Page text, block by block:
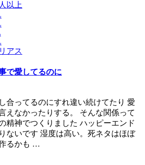
以上
アス
で愛してるのに
合ってるのにすれ違い続けてたり 愛
えなかったりする。 そんな関係って
精神でつくりました ハッピーエンド
ないです 湿度は高い。死ネタはほぼ
るかも …